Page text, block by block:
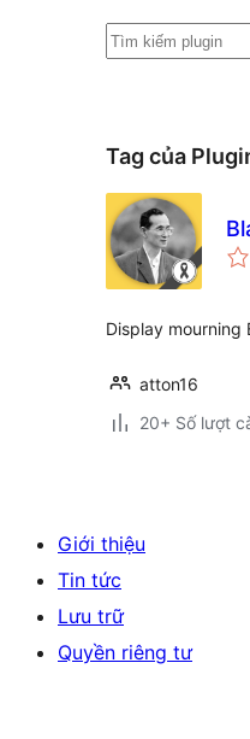
Tìm
Tag của
Display
atton16
20+ Số lượt
Giới thiệu
Tin tức
Lưu trữ
Quyền riêng tư